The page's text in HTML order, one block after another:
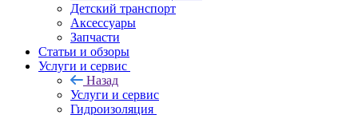
Детский транспорт
Аксессуары
Запчасти
Статьи и обзоры
Услуги и сервис
Назад
Услуги и сервис
Гидроизоляция